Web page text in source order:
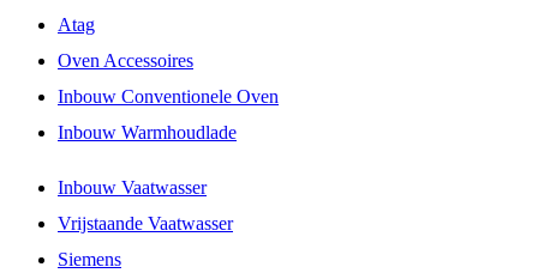
Atag
Oven Accessoires
Inbouw Conventionele Oven
Inbouw Warmhoudlade
Inbouw Vaatwasser
Vrijstaande Vaatwasser
Siemens